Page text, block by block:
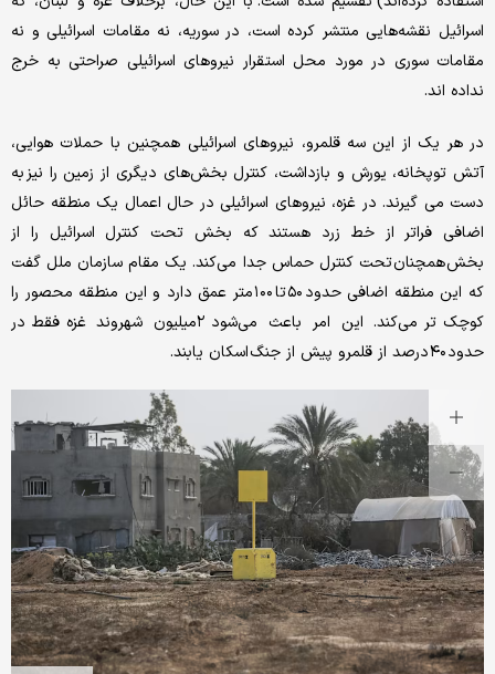
اسرائیل نقشه‌هایی منتشر کرده است، در سوریه، نه مقامات اسرائیلی و نه
مقامات سوری در مورد محل استقرار نیروهای اسرائیلی صراحتی به خرج
نداده اند.
در هر یک از این سه قلمرو، نیروهای اسرائیلی همچنین با حملات هوایی،
آتش توپخانه، یورش و بازداشت، کنترل بخش‌های دیگری از زمین را نیز به
دست می گیرند. در غزه، نیروهای اسرائیلی در حال اعمال یک منطقه حائل
اضافی فراتر از خط زرد هستند که بخش تحت کنترل اسرائیل را از
بخش همچنان تحت کنترل حماس جدا می‌کند. یک مقام سازمان ملل گفت
که این منطقه اضافی حدود ۵۰ تا ۱۰۰ متر عمق دارد و این منطقه محصور را
کوچک تر می‌کند. این امر باعث می‌شود ۲میلیون شهروند غزه فقط در
حدود ۴۰ درصد از قلمرو پیش از جنگ اسکان یابند.